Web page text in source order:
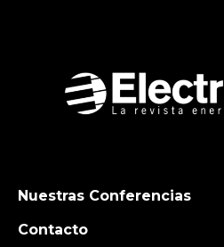
Nuestras Conferencias
Contacto